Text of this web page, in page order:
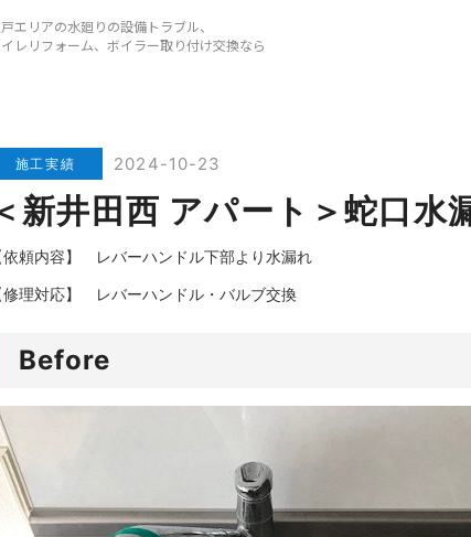
エリアの水廻りの設備トラブル、
イレリフォーム、ボイラー取り付け交換なら
施工実績 2024-10-23
新井田西 アパート＞蛇口水
依頼内容】 レバーハンドル下部より水漏れ
修理対応】 レバーハンドル・バルブ交換
Before